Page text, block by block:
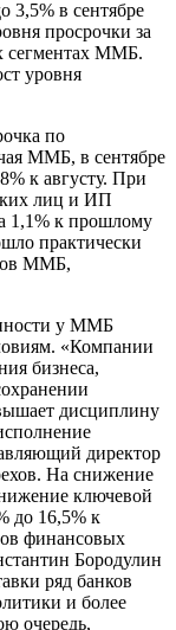
в сентябре
просрочки за
сегментах ММБ.
уровня
по
ММБ, в сентябре
к августу. При
лиц и ИП
1,1% к прошлому
практически
ММБ,
у ММБ
«Компании
бизнеса,
дисциплину
директор
На снижение
ключевой
до 16,5% к
финансовых
Бородулин
ряд банков
и более
очередь,